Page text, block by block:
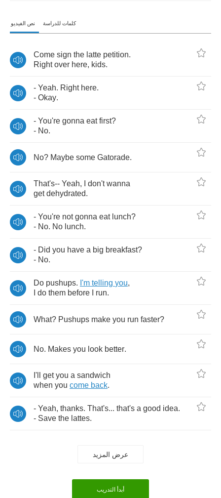
نص الفيديو كلمات للدراسة
Come sign the latte petition.
Right over here, kids.
- Yeah. Right here.
- Okay.
- You're gonna eat first?
- No.
No? Maybe some Gatorade.
That's-- Yeah, don't wanna
get dehydrated.
- You're not gonna eat lunch?
- No. No lunch.
- Did you have a big breakfast?
- No.
Do pushups. I'm telling you,
do them before run.
What? Pushups make you run faster?
No. Makes you look better.
I'll get you a sandwich
when you come back.
- Yeah, thanks. That's... that's a good idea.
- Save the lattes.
عرض المزيد
أبدأ التدريب